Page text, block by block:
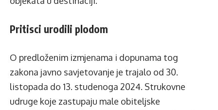
Pritisci urodili plodom
O predloženim izmjenama i dopunama tog
zakona javno savjetovanje je trajalo od 30.
listopada do 13. studenoga 2024. Strukovne
udruge koje zastupaju male obiteljske